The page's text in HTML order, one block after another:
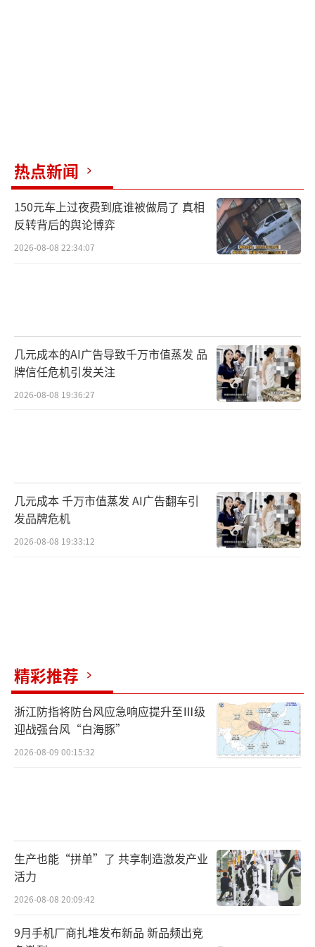
热点新闻
150元车上过夜费到底谁被做局了 真相
反转背后的舆论博弈
2026-08-08 22:34:07
几元成本的AI广告导致千万市值蒸发 品
牌信任危机引发关注
2026-08-08 19:36:27
几元成本 千万市值蒸发 AI广告翻车引
发品牌危机
2026-08-08 19:33:12
精彩推荐
浙江防指将防台风应急响应提升至Ⅲ级
迎战强台风“白海豚”
2026-08-09 00:15:32
生产也能“拼单”了 共享制造激发产业
活力
2026-08-08 20:09:42
9月手机厂商扎堆发布新品 新品频出竞